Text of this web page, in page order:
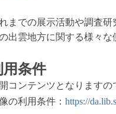
までの展示活動や調査
出雲地方に関する様々な
用条件
コンテンツとなりますの
の利用条件： https://